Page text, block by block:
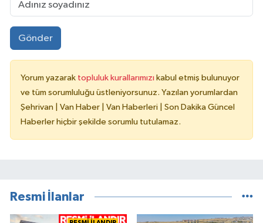
Gönder
Yorum yazarak topluluk kurallarımızı kabul etmiş bulunuyor
ve tüm sorumluluğu üstleniyorsunuz. Yazılan yorumlardan
Şehrivan | Van Haber | Van Haberleri | Son Dakika Güncel
Haberler hiçbir şekilde sorumlu tutulamaz.
Resmi İlanlar